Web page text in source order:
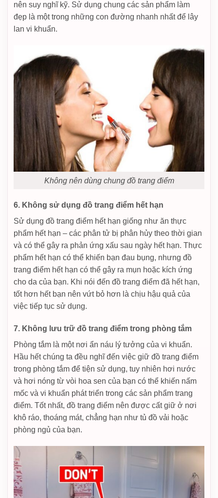
nên suy nghĩ kỹ. Sử dụng chung các sản phẩm làm
đẹp là một trong những con đường nhanh nhất để lây
lan vi khuẩn.
Không nên dùng chung đồ trang điểm
6. Không sử dụng đồ trang điểm hết hạn
Sử dụng đồ trang điểm hết hạn giống như ăn thực
phẩm hết hạn – các phân tử bị phân hủy theo thời gian
và có thể gây ra phản ứng xấu sau ngày hết hạn. Thực
phẩm hết hạn có thể khiến bạn đau bụng, nhưng đồ
trang điểm hết hạn có thể gây ra mụn hoặc kích ứng
cho da của bạn. Khi nói đến đồ trang điểm đã hết hạn,
tốt hơn hết bạn nên vứt bỏ hơn là chịu hậu quả của
việc tiếp tục sử dụng.
7. Không lưu trữ đồ trang điểm trong phòng tắm
Phòng tắm là một nơi ẩn náu lý tưởng của vi khuẩn.
Hầu hết chúng ta đều nghĩ đến việc giữ đồ trang điểm
trong phòng tắm để tiện sử dụng, tuy nhiên hơi nước
và hơi nóng từ vòi hoa sen của bạn có thể khiến nấm
mốc và vi khuẩn phát triển trong các sản phẩm trang
điểm. Tốt nhất, đồ trang điểm nên được cất giữ ở nơi
khô ráo, thoáng mát, chẳng hạn như tủ đồ vải hoặc
phòng ngủ của bạn.